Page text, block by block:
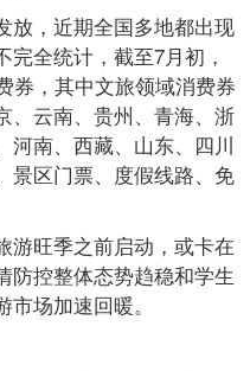
，近期全国多地都出现
全统计，截至7月初，
券，其中文旅领域消费券
、云南、贵州、青海、浙
河南、西藏、山东、四川
景区门票、度假线路、免
旺季之前启动，或卡在
防控整体态势趋稳和学生
场加速回暖。